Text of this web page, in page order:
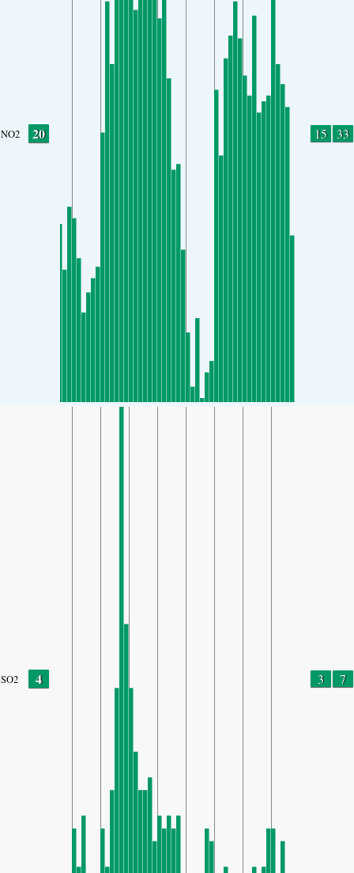
NO2 20 15 33
SO2 4 3 7